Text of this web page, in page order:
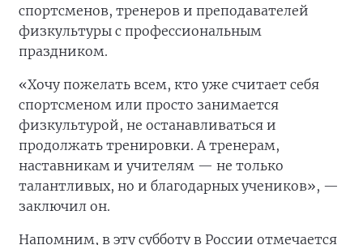
спортсменов, тренеров и преподавателей
физкультуры с профессиональным
праздником.
«Хочу пожелать всем, кто уже считает себя
спортсменом или просто занимается
физкультурой, не останавливаться и
продолжать тренировки. А тренерам,
наставникам и учителям — не только
талантливых, но и благодарных учеников», —
заключил он.
Напомним, в эту субботу в России отмечается